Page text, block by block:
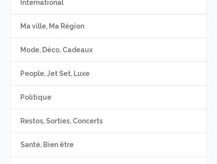
International
Ma ville, Ma Région
Mode, Déco, Cadeaux
People, Jet Set, Luxe
Politique
Restos, Sorties, Concerts
Santé, Bien être